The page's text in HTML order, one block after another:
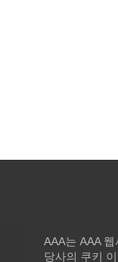
AAA는 AAA
당사의 쿠키